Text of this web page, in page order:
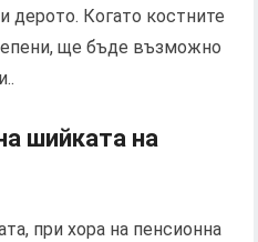
дерото. Когато костните
ще бъде възможно
шийката на
при хора на пенсионна